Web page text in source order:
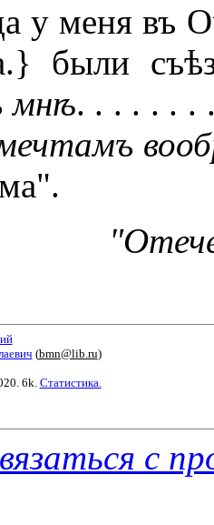
у меня въ
были
мнѣ. . . . . . .
(bmn@lib.ru)
6k. Статистика.
с